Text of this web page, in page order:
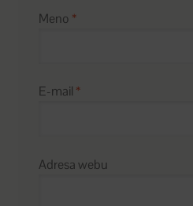
Meno *
E-mail *
Adresa webu